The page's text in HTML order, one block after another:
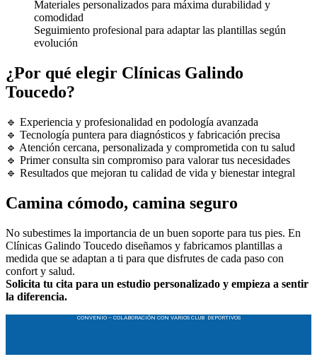
Materiales personalizados para máxima durabilidad y
comodidad
Seguimiento profesional para adaptar las plantillas según
evolución
¿Por qué elegir Clínicas Galindo
Toucedo?
🔹 Experiencia y profesionalidad en podología avanzada
🔹 Tecnología puntera para diagnósticos y fabricación precisa
🔹 Atención cercana, personalizada y comprometida con tu salud
🔹 Primer consulta sin compromiso para valorar tus necesidades
🔹 Resultados que mejoran tu calidad de vida y bienestar integral
Camina cómodo, camina seguro
No subestimes la importancia de un buen soporte para tus pies. En
Clínicas Galindo Toucedo diseñamos y fabricamos plantillas a
medida que se adaptan a ti para que disfrutes de cada paso con
confort y salud.
Solicita tu cita para un estudio personalizado y empieza a sentir
la diferencia.
CONVENIO – COLABORACIÓN CON VARIOS CLUB DEPORTIVOS